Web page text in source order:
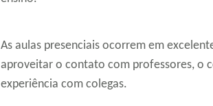
As aulas presenciais ocorrem em
aproveitar o contato com professores, o
experiência com colegas.